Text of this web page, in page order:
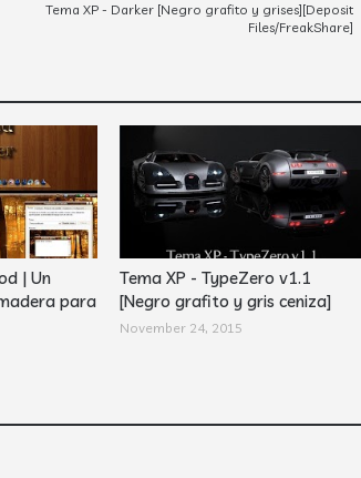
Tema XP - Darker [Negro grafito y grises][Deposit
Files/FreakShare]
| Un
para
Tema XP - TypeZero v1.1
[Negro grafito y gris ceniza]
November 24, 2015